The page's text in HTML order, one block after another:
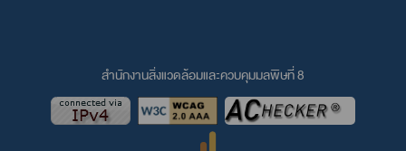
สำนักงานสิ่งแวดล้อมและควบคุมมลพิษที่ 8